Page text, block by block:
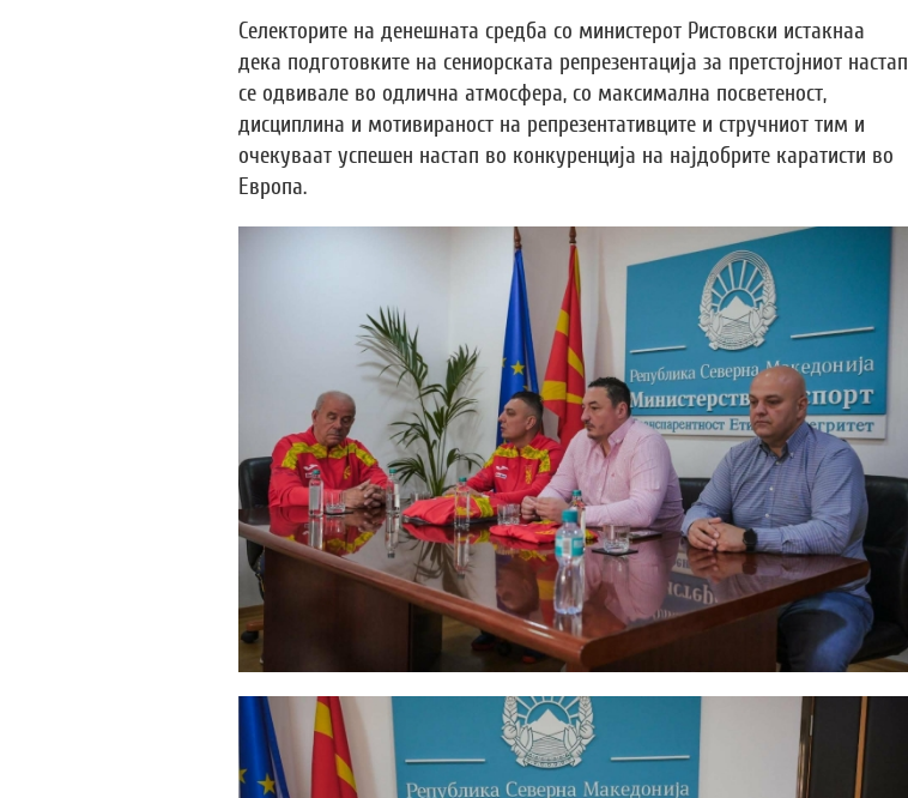
Селекторите на денешната средба со министерот Ристовски истакнаа
дека подготовките на сениорската репрезентација за претстојниот настап
се одвивале во одлична атмосфера, со максимална посветеност,
дисциплина и мотивираност на репрезентативците и стручниот тим и
очекуваат успешен настап во конкуренција на најдобрите каратисти во
Европа.